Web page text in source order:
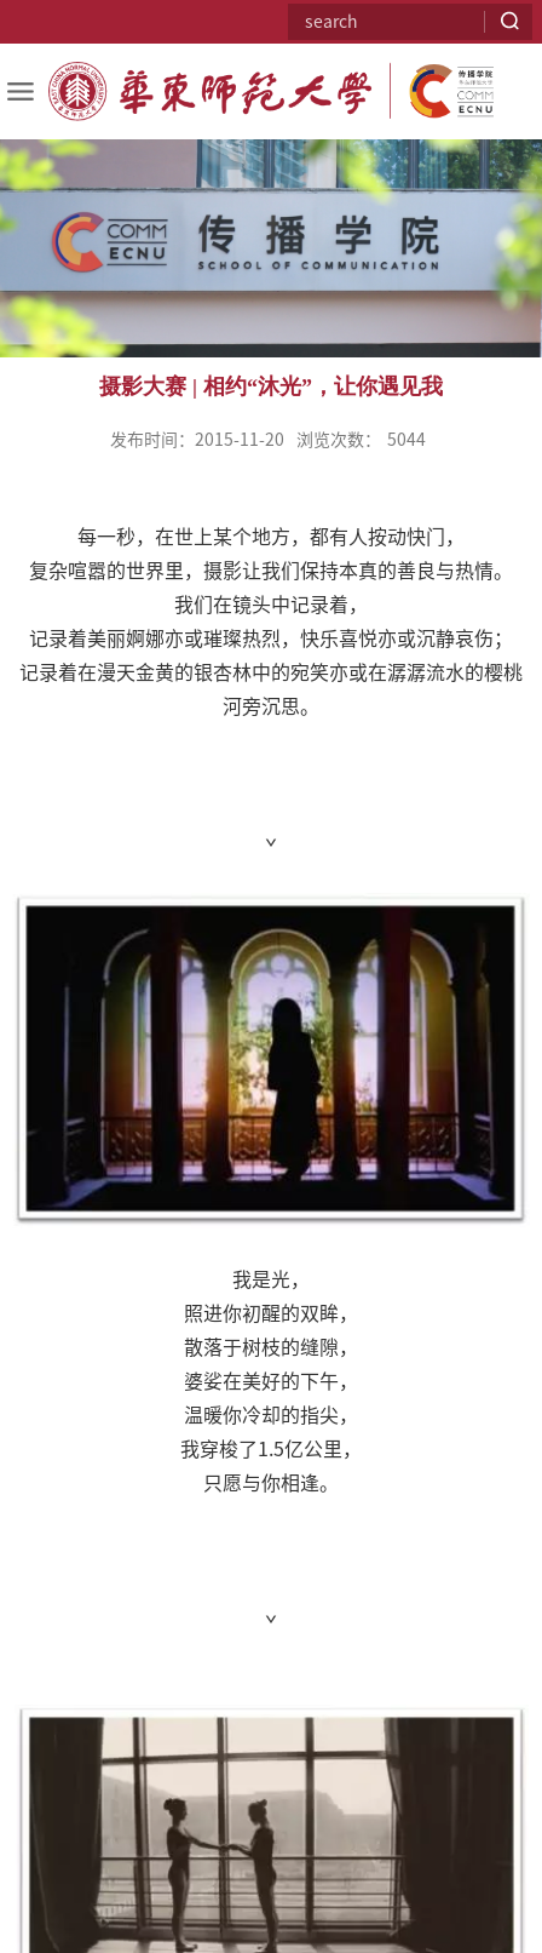
摄影大赛 | 相约“沐光”，让你遇见我
发布时间：2015-11-20 浏览次数： 5044
每一秒，在世上某个地方，都有人按动快门，
复杂喧嚣的世界里，摄影让我们保持本真的善良与热情。
我们在镜头中记录着，
记录着美丽婀娜亦或璀璨热烈，快乐喜悦亦或沉静哀伤；
记录着在漫天金黄的银杏林中的宛笑亦或在潺潺流水的樱桃
河旁沉思。
ˇ
我是光，
照进你初醒的双眸，
散落于树枝的缝隙，
婆娑在美好的下午，
温暖你冷却的指尖，
我穿梭了1.5亿公里，
只愿与你相逢。
ˇ